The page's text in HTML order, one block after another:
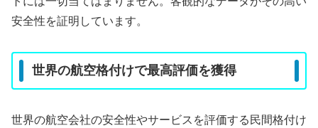
安全性を証明しています。
世界の航空格付けで最高評価を獲得
世界の航空会社の安全性やサービスを評価する民間格付け